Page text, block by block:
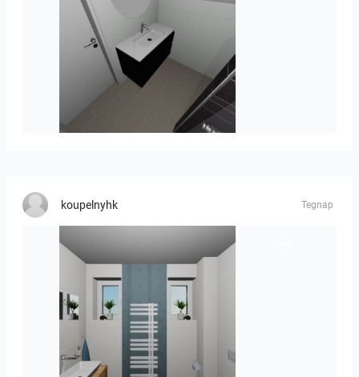
Mesman_meubel-01
koupelnyhk Tegnap